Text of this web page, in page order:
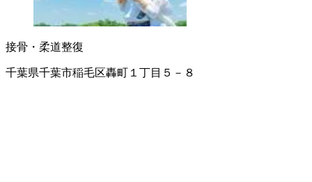
接骨・柔道整復
千葉県千葉市稲毛区轟町１丁目５－８